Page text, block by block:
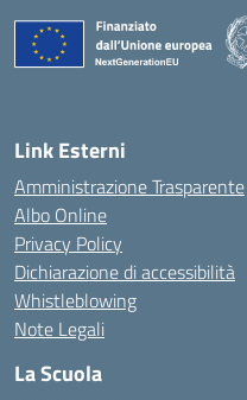
Link Esterni
Amministrazione Trasparente
Albo Online
Privacy Policy
Dichiarazione di accessibilità
Whistleblowing
Note Legali
La Scuola